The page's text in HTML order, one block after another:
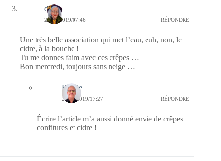
dom
23/01/2019/07:46 RÉPONDRE
Une très belle association qui met l’eau, euh, non, le
cidre, à la bouche !
Tu me donnes faim avec ces crêpes …
Bon mercredi, toujours sans neige …
Bernie
23/01/2019/17:27 RÉPONDRE
Écrire l’article m’a aussi donné envie de crêpes,
confitures et cidre !